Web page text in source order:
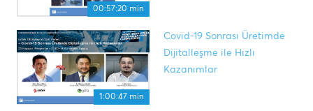
00:57:20 min
1:00:47 min
Covid-19 Sonrası Üretimde
Dijitalleşme ile Hızlı
Kazanımlar